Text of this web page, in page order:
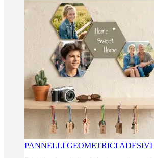
PANNELLI GEOMETRICI ADESIVI